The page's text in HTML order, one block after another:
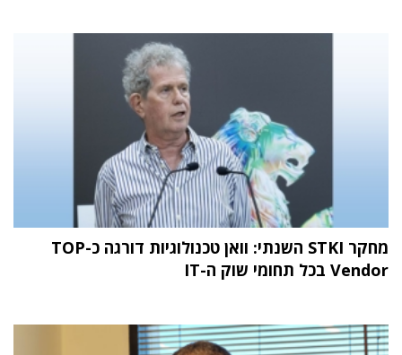
מחקר STKI השנתי: וואן טכנולוגיות דורגה כ-TOP
Vendor בכל תחומי שוק ה-IT